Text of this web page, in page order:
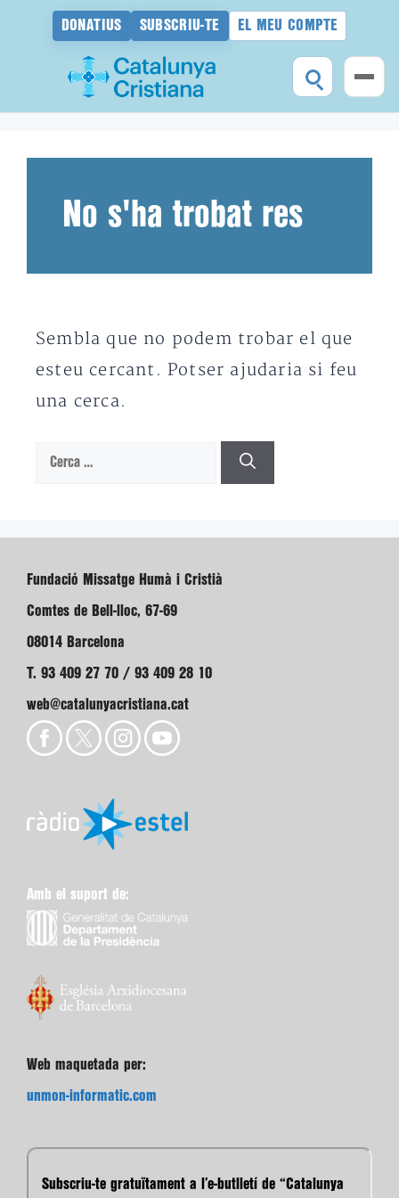
DONATIUS SUBSCRIU-TE EL MEU COMPTE
No s'ha trobat res
Sembla que no podem trobar el que
esteu cercant. Potser ajudaria si feu
una cerca.
Cerca:
Fundació Missatge Humà i Cristià
Comtes de Bell-lloc, 67-69
08014 Barcelona
T. 93 409 27 70 / 93 409 28 10
web@catalunyacristiana.cat
Amb el suport de:
Web maquetada per:
unmon-informatic.com
Subscriu-te gratuïtament a l’e-butlletí de “Catalunya